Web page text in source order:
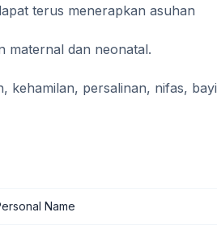
terus menerapkan asuhan
maternal dan neonatal.
kehamilan, persalinan, nifas, bayi
Name